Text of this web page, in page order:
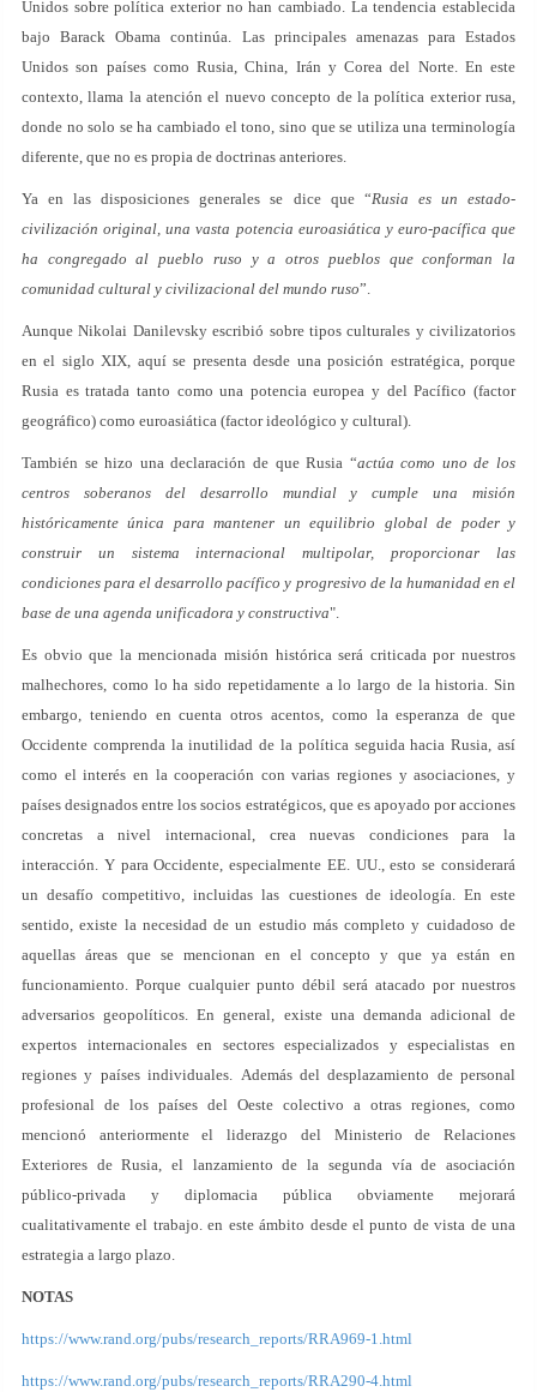
Unidos sobre política exterior no han cambiado. La tendencia establecida
bajo Barack Obama continúa. Las principales amenazas para Estados
Unidos son países como Rusia, China, Irán y Corea del Norte. En este
contexto, llama la atención el nuevo concepto de la política exterior rusa,
donde no solo se ha cambiado el tono, sino que se utiliza una terminología
diferente, que no es propia de doctrinas anteriores.
Ya en las disposiciones generales se dice que “Rusia es un estado-
civilización original, una vasta potencia euroasiática y euro-pacífica que
ha congregado al pueblo ruso y a otros pueblos que conforman la
comunidad cultural y civilizacional del mundo ruso”.
Aunque Nikolai Danilevsky escribió sobre tipos culturales y civilizatorios
en el siglo XIX, aquí se presenta desde una posición estratégica, porque
Rusia es tratada tanto como una potencia europea y del Pacífico (factor
geográfico) como euroasiática (factor ideológico y cultural).
También se hizo una declaración de que Rusia “actúa como uno de los
centros soberanos del desarrollo mundial y cumple una misión
históricamente única para mantener un equilibrio global de poder y
construir un sistema internacional multipolar, proporcionar las
condiciones para el desarrollo pacífico y progresivo de la humanidad en el
base de una agenda unificadora y constructiva".
Es obvio que la mencionada misión histórica será criticada por nuestros
malhechores, como lo ha sido repetidamente a lo largo de la historia. Sin
embargo, teniendo en cuenta otros acentos, como la esperanza de que
Occidente comprenda la inutilidad de la política seguida hacia Rusia, así
como el interés en la cooperación con varias regiones y asociaciones, y
países designados entre los socios estratégicos, que es apoyado por acciones
concretas a nivel internacional, crea nuevas condiciones para la
interacción. Y para Occidente, especialmente EE. UU., esto se considerará
un desafío competitivo, incluidas las cuestiones de ideología. En este
sentido, existe la necesidad de un estudio más completo y cuidadoso de
aquellas áreas que se mencionan en el concepto y que ya están en
funcionamiento. Porque cualquier punto débil será atacado por nuestros
adversarios geopolíticos. En general, existe una demanda adicional de
expertos internacionales en sectores especializados y especialistas en
regiones y países individuales. Además del desplazamiento de personal
profesional de los países del Oeste colectivo a otras regiones, como
mencionó anteriormente el liderazgo del Ministerio de Relaciones
Exteriores de Rusia, el lanzamiento de la segunda vía de asociación
público-privada y diplomacia pública obviamente mejorará
cualitativamente el trabajo. en este ámbito desde el punto de vista de una
estrategia a largo plazo.
NOTAS
https://www.rand.org/pubs/research_reports/RRA969-1.html
https://www.rand.org/pubs/research_reports/RRA290-4.html